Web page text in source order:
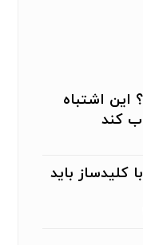
این اشتباه
کند
کلیدساز باید